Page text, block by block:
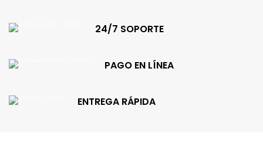
24/7 SOPORTE
PAGO EN LÍNEA
ENTREGA RÁPIDA